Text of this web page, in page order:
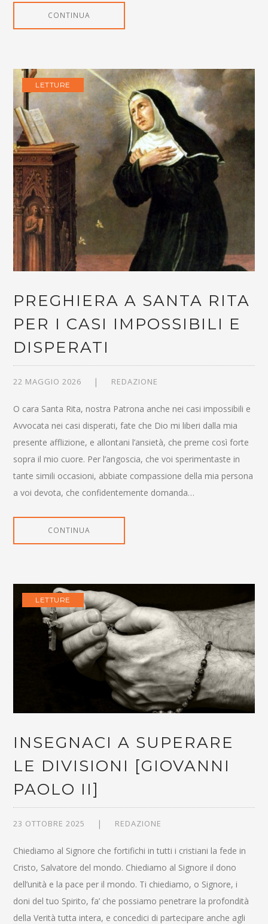
CONTINUA
LETTURE
PREGHIERA A SANTA RITA
PER I CASI IMPOSSIBILI E
DISPERATI
22 MAGGIO 2026 REDAZIONE
O cara Santa Rita, nostra Patrona anche nei casi impossibili e
Avvocata nei casi disperati, fate che Dio mi liberi dalla mia
presente afflizione, e allontani l’ansietà, che preme così forte
sopra il mio cuore. Per l’angoscia, che voi sperimentaste in
tante simili occasioni, abbiate compassione della mia persona
a voi devota, che confidentemente domanda…
CONTINUA
LETTURE
INSEGNACI A SUPERARE
LE DIVISIONI [GIOVANNI
PAOLO II]
23 OTTOBRE 2025 REDAZIONE
Chiediamo al Signore che fortifichi in tutti i cristiani la fede in
Cristo, Salvatore del mondo. Chiediamo al Signore il dono
dell’unità e la pace per il mondo. Ti chiediamo, o Signore, i
doni del tuo Spirito, fa’ che possiamo penetrare la profondità
della Verità tutta intera, e concedici di partecipare anche agli